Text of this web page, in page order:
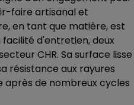
faire artisanal et
en tant que matière, est
d'entretien, deux
CHR. Sa surface lisse
résistance aux rayures
après de nombreux cycles